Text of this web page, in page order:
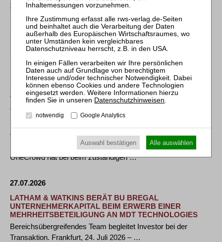
27.07.2026
BERUFSRECHT FÜR INSOLVENZVERWALTERINNEN –
REFERENTENENTWURF DES BMJV EBNET WEG FÜR
ALLGEMEINVERBINDLICHE REGELN ZUR
AUSBILDUNG, ZULASSUNG UND BERUFSAUSÜBUNG
Fachöffentlichkeit um ein …
27.07.2026
CROWDFUNDING-PLATTFORM ONECROWD STELLT
ANTRAG AUF ERÖFFNUNG EINES
INSOLVENZVERFAHRENS FÜR DREI
GESELLSCHAFTEN – BETRIEB WIRD FORTGEFÜHRT
Dresden, 24. Juli 2026. Die bekannte Crowdfunding-Plattform
OneCrowd hat bei beim zuständigen …
27.07.2026
LATHAM & WATKINS BERÄT BU BREGAL
UNTERNEHMERKAPITAL BEIM ERWERB EINER
MEHRHEITSBETEILIGUNG AN MDT TECHNOLOGIES
Bereichsübergreifendes Team begleitet Investor bei der
Transaktion. Frankfurt, 24. Juli 2026 – …
Datenschutzhinweisen
notwendig Google Analytics
Auswahl bestätigen Alle auswählen